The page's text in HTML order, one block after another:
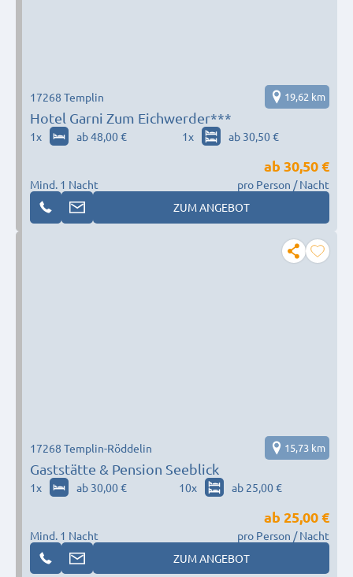
Hotel Garni Zum Eichwerder***
17268 Templin 19,62 km
1x ab 48,00 € 1x ab 30,50 €
Mind. 1 Nacht
ab 30,50 €
pro Person / Nacht
ZUM ANGEBOT
Gaststätte & Pension Seeblick
17268 Templin-Röddelin 15,73 km
1x ab 30,00 € 10x ab 25,00 €
Mind. 1 Nacht
ab 25,00 €
pro Person / Nacht
ZUM ANGEBOT